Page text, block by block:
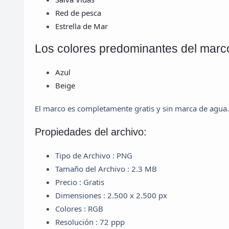
Red de pesca
Estrella de Mar
Los colores predominantes del
Azul
Beige
El marco es completamente gratis y sin marca de agua.
Propiedades del archivo:
Tipo de Archivo : PNG
Tamaño del Archivo : 2.3 MB
Precio : Gratis
Dimensiones : 2.500 x 2.500 px
Colores : RGB
Resolución : 72 ppp